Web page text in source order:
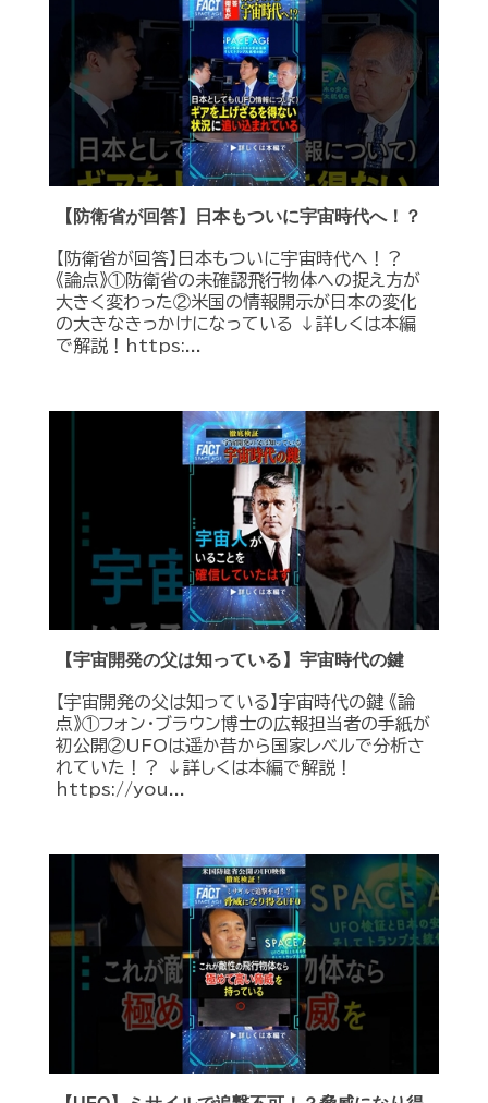
【防衛省が回答】日本もついに宇宙時代へ！？
【防衛省が回答】日本もついに宇宙時代へ！？
《論点》①防衛省の未確認飛行物体への捉え方が
大きく変わった②米国の情報開示が日本の変化
の大きなきっかけになっている ↓詳しくは本編
で解説！https:...
【宇宙開発の父は知っている】宇宙時代の鍵
【宇宙開発の父は知っている】宇宙時代の鍵 《論
点》①フォン・ブラウン博士の広報担当者の手紙が
初公開②UFOは遥か昔から国家レベルで分析さ
れていた！？ ↓詳しくは本編で解説！
https://you...